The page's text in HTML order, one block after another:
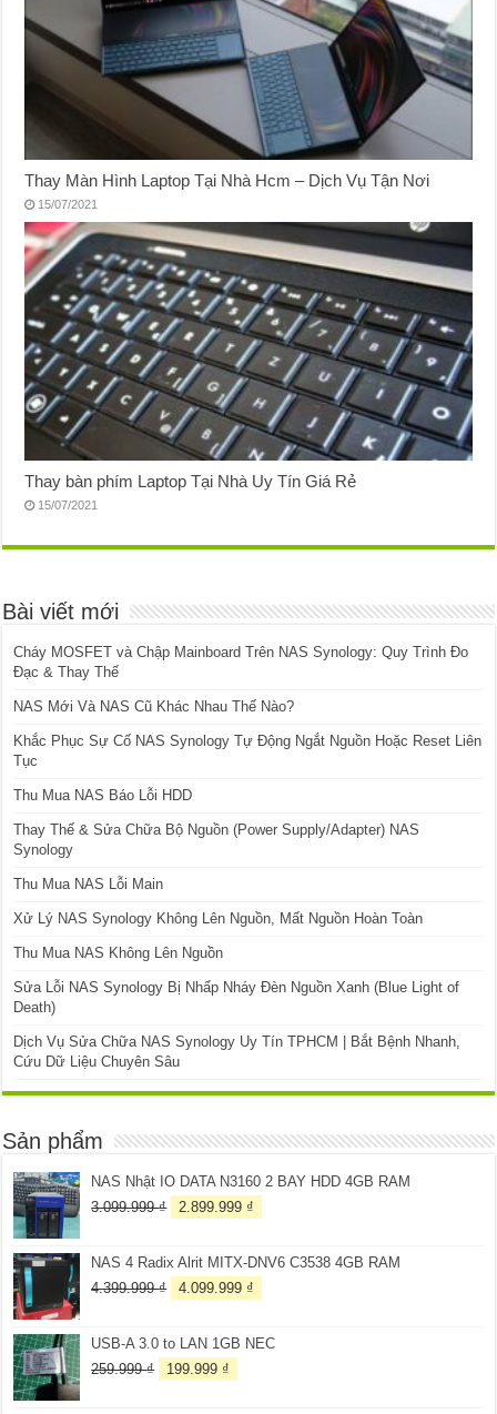
Thay Màn Hình Laptop Tại Nhà Hcm – Dịch Vụ Tận Nơi
15/07/2021
Thay bàn phím Laptop Tại Nhà Uy Tín Giá Rẻ
15/07/2021
Bài viết mới
Cháy MOSFET và Chập Mainboard Trên NAS Synology: Quy Trình Đo
Đạc & Thay Thế
NAS Mới Và NAS Cũ Khác Nhau Thế Nào?
Khắc Phục Sự Cố NAS Synology Tự Động Ngắt Nguồn Hoặc Reset Liên
Tục
Thu Mua NAS Báo Lỗi HDD
Thay Thế & Sửa Chữa Bộ Nguồn (Power Supply/Adapter) NAS
Synology
Thu Mua NAS Lỗi Main
Xử Lý NAS Synology Không Lên Nguồn, Mất Nguồn Hoàn Toàn
Thu Mua NAS Không Lên Nguồn
Sửa Lỗi NAS Synology Bị Nhấp Nháy Đèn Nguồn Xanh (Blue Light of
Death)
Dịch Vụ Sửa Chữa NAS Synology Uy Tín TPHCM | Bắt Bệnh Nhanh,
Cứu Dữ Liệu Chuyên Sâu
Sản phẩm
NAS Nhật IO DATA N3160 2 BAY HDD 4GB RAM
3.099.999₫
Giá
3.099.999 ₫.
2.899.999 ₫
là:
NAS 4 Radix Alrit MITX-DNV6 C3538 4GB RAM
4.399.999₫
Giá
4.399.999 ₫.
4.099.999 ₫
là:
USB-A 3.0 to LAN 1GB NEC
259.999₫
Giá
199.999 ₫